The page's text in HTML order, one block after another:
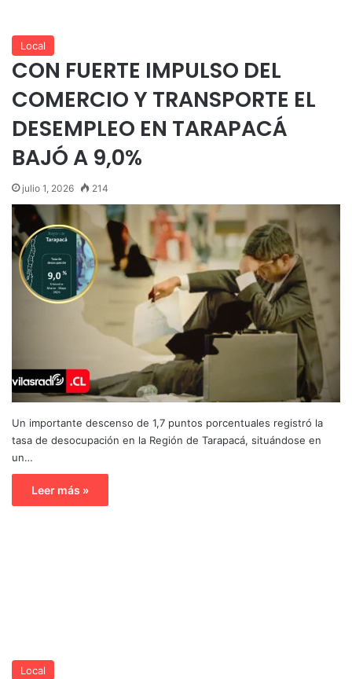
Local
CON FUERTE IMPULSO DEL
COMERCIO Y TRANSPORTE EL
DESEMPLEO EN TARAPACÁ
BAJÓ A 9,0%
julio 1, 2026 214
Un importante descenso de 1,7 puntos porcentuales registró la
tasa de desocupación en la Región de Tarapacá, situándose en
un…
Leer más »
Local